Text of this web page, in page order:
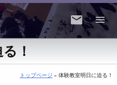
！
トップページ » 体験教室明日に迫る！